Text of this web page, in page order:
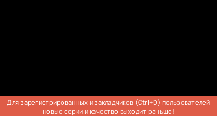
Для зарегистрированных и закладчиков (Ctrl+D) пользователей
новые серии и качество выходит раньше!